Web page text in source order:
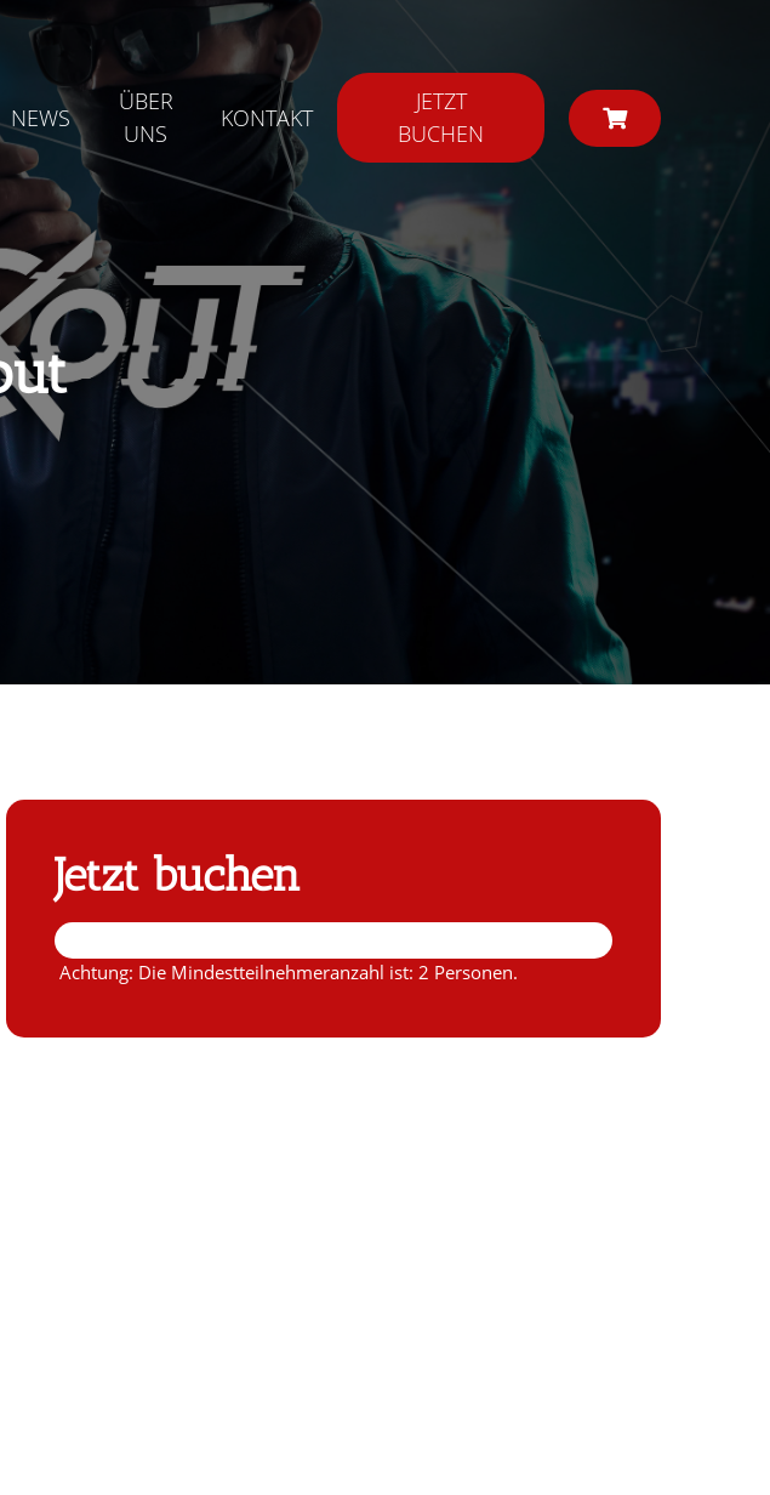
NEWS
ÜBER
UNS
KONTAKT
JETZT
BUCHEN
Jetzt buchen
Achtung: Die Mindestteilnehmeranzahl ist: 2 Personen.